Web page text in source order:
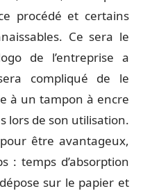
procédé et certains
Ce sera le
de l’entreprise a
compliqué de le
à un tampon à encre
lors de son utilisation.
être avantageux,
: temps d’absorption
sur le papier et